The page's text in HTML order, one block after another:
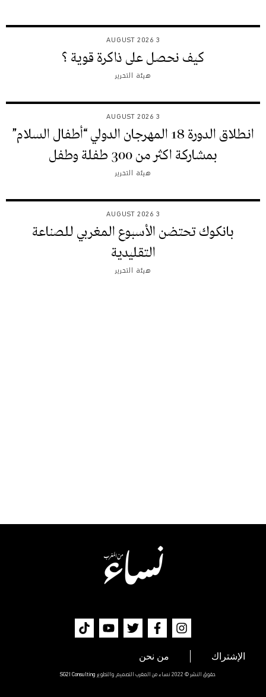
3 AUGUST 2026
كيف نحصل على ذاكرة قوية ؟
هيئة التحرير
3 AUGUST 2026
انطلاق الدورة 18 المهرجان الدولي “أطفال السلام”
بمشاركة اكثر من 300 طفلة وطفل
هيئة التحرير
3 AUGUST 2026
بانكوك تحتضن الأسبوع المغربي للصناعة
التقليدية
هيئة التحرير
الإشتراك من نحن
حقوق النشر © 2022 نساء من المغرب التصميم والتطوير SG2I Consulting